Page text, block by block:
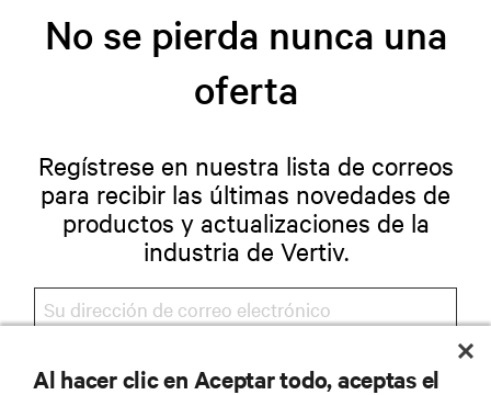
No se pierda nunca una
oferta
Regístrese en nuestra lista de correos
para recibir las últimas novedades de
productos y actualizaciones de la
industria de Vertiv.
REGISTRARSE
Al hacer clic en Aceptar todo, aceptas el